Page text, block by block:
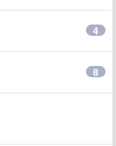
4
8